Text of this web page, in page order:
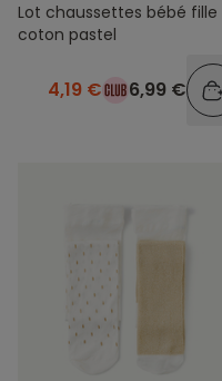
Lot chaussettes bébé fille
coton pastel
4,19 € 6,99 €